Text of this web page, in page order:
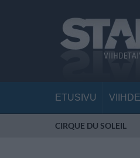
ETUSIVU
CIRQUE DU SOLEIL